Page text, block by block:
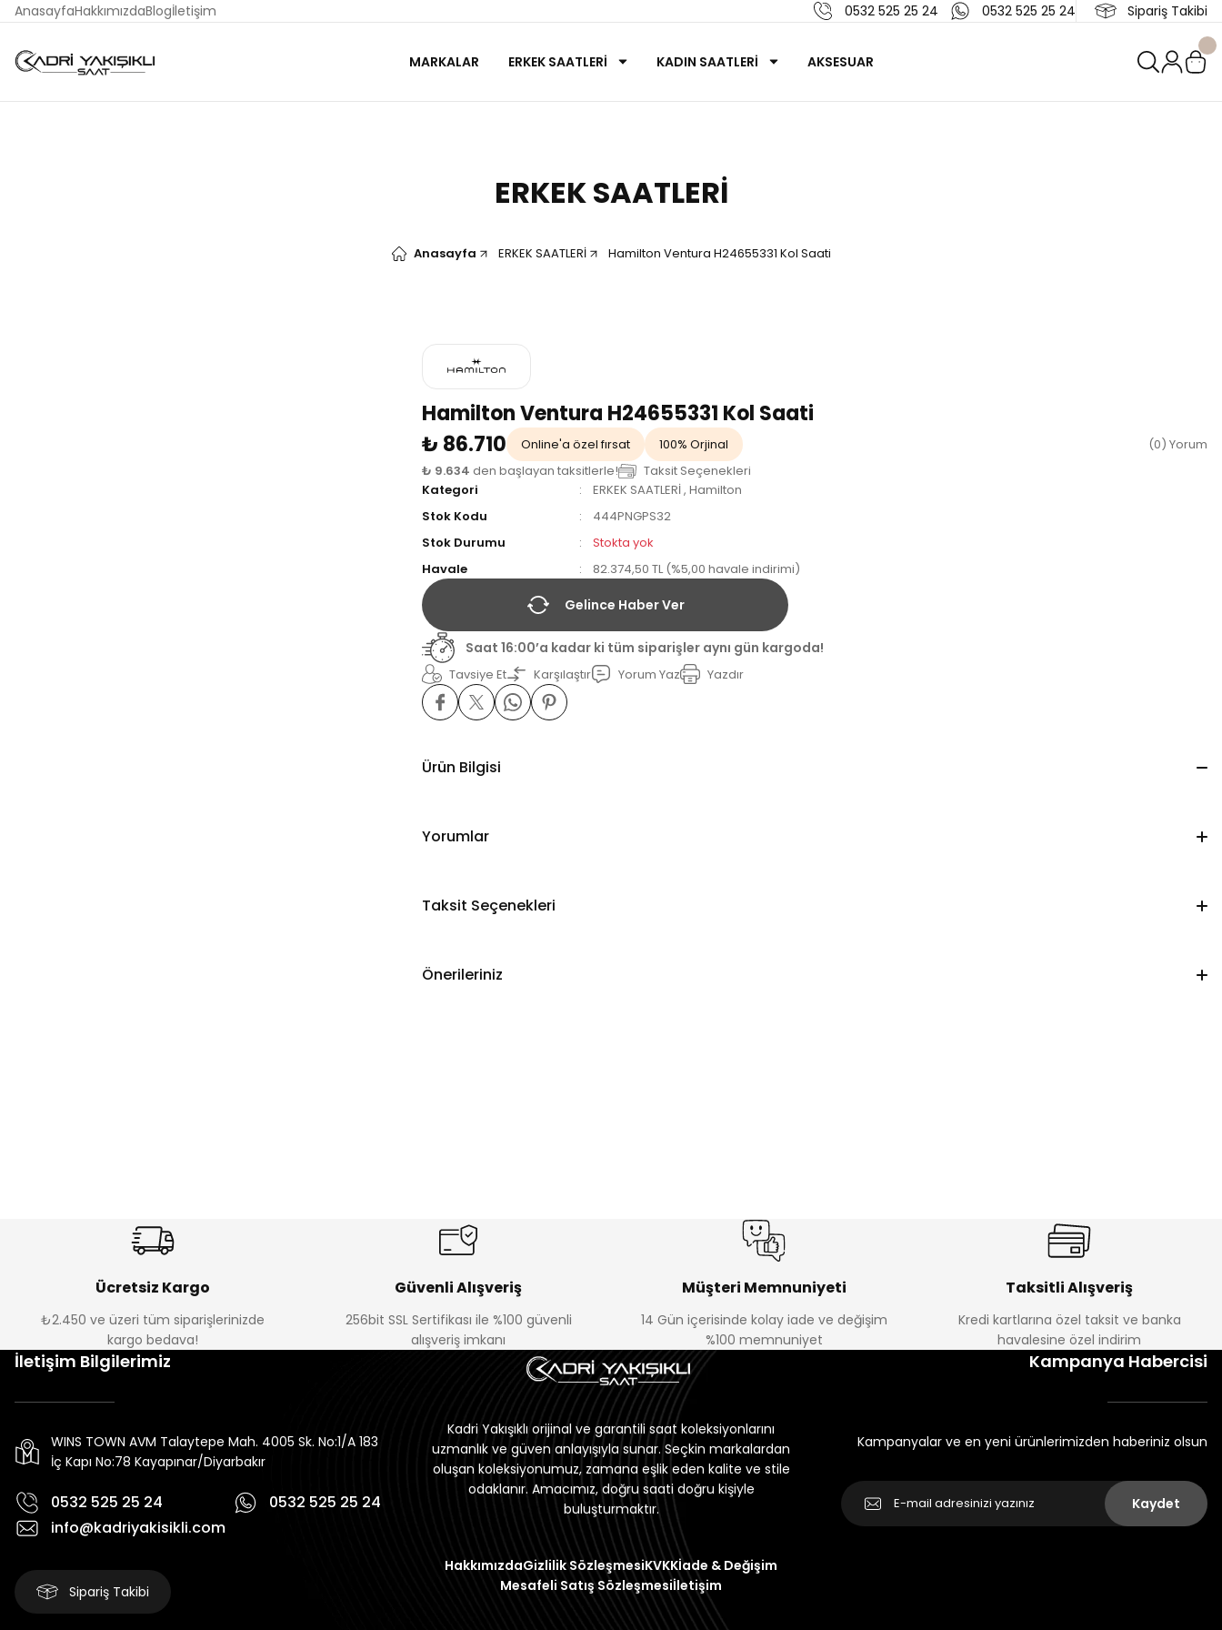
AnasayfaHakkımızdaBlogİletişim 0532 525 25 24 0532 525 25 24 Sipariş Takibi
MARKALAR ERKEK SAATLERİ KADIN SAATLERİ AKSESUAR
ERKEK SAATLERİ
Anasayfa ERKEK SAATLERİ Hamilton Ventura H24655331 Kol Saati
Hamilton Ventura H24655331 Kol Saati
₺ 86.710
Online'a özel fırsat 100% Orjinal
(0) Yorum
₺ 9.634 den başlayan taksitlerle!
Taksit Seçenekleri
Kategori
ERKEK SAATLERİ, Hamilton
Stok Kodu
444PNGPS32
Stok Durumu
Stokta yok
Havale
82.374,50 TL (%5,00 havale indirimi)
Gelince Haber Ver
Saat 16:00’a kadar ki tüm siparişler aynı gün kargoda!
Tavsiye Et Karşılaştır Yorum Yaz Yazdır
Ürün Bilgisi
Yorumlar
Taksit Seçenekleri
Önerileriniz
Ücretsiz Kargo
₺2.450 ve üzeri tüm siparişlerinizde
kargo bedava!
Güvenli Alışveriş
256bit SSL Sertifikası ile %100 güvenli
alışveriş imkanı
Müşteri Memnuniyeti
14 Gün içerisinde kolay iade ve değişim
%100 memnuniyet
Taksitli Alışveriş
Kredi kartlarına özel taksit ve banka
havalesine özel indirim
İletişim Bilgilerimiz
WINS TOWN AVM Talaytepe Mah. 4005 Sk. No:1/A 183
İç Kapı No:78 Kayapınar/Diyarbakır
0532 525 25 24
0532 525 25 24
info@kadriyakisikli.com
Sipariş Takibi
Kadri Yakışıklı orijinal ve garantili saat koleksiyonlarını
uzmanlık ve güven anlayışıyla sunar. Seçkin markalardan
oluşan koleksiyonumuz, zamana eşlik eden kalite ve stile
odaklanır. Amacımız, doğru saati doğru kişiyle
buluşturmaktır.
HakkımızdaGizlilik SözleşmesiKVKKİade & Değişim
Mesafeli Satış Sözleşmesiİletişim
Kampanya Habercisi
Kampanyalar ve en yeni ürünlerimizden haberiniz olsun
Kaydet